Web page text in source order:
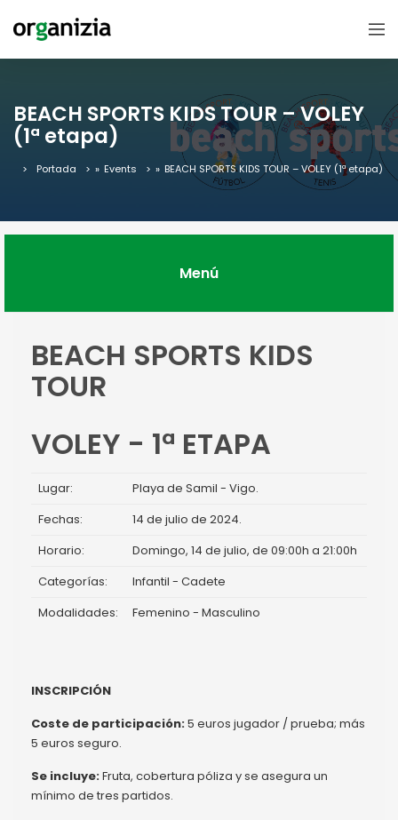
BEACH SPORTS KIDS TOUR – VOLEY
(1ª etapa)
Portada » Events » BEACH SPORTS KIDS TOUR – VOLEY (1ª etapa)
Menú
BEACH SPORTS KIDS
TOUR
VOLEY - 1ª ETAPA
Lugar:
Playa de Samil - Vigo.
Fechas:
14 de julio de 2024.
Horario:
Domingo, 14 de julio, de 09:00h a 21:00h
Categorías:
Infantil - Cadete
Modalidades:
Femenino - Masculino
INSCRIPCIÓN
Coste de participación:5 euros jugador / prueba; más
5 euros seguro.
Se incluye:Fruta, cobertura póliza y se asegura un
mínimo de tres partidos.